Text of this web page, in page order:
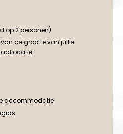
op 2 personen)
de grootte van jullie
accommodatie